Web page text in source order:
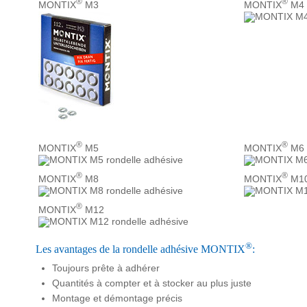
MONTIX M3 MONTIX M4
MONTIX® M5 MONTIX® M6
MONTIX® M8 MONTIX®
MONTIX® M12
Les avantages de la rondelle adhésive MONTIX®:
Toujours prête à adhérer
Quantités à compter et à stocker au plus juste
Montage et démontage précis